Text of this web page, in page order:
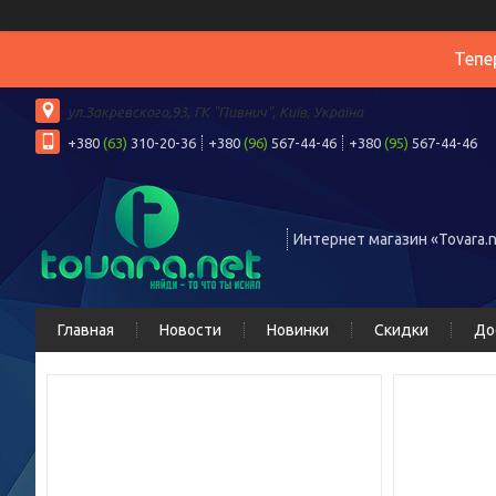
ул.Закревского,93, ГК "Пивнич", Київ, Україна
+380 (63) 310-20-36 +380 (96) 567-44-46 +380 (95) 567-44-46
Интернет магазин
Главная Новости Новинки Скидки